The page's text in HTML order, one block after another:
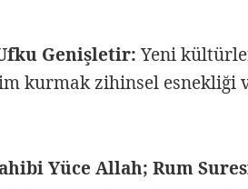
Genişletir: Yeni
kurmak zihinsel esnekliği
Yüce Allah; Rum